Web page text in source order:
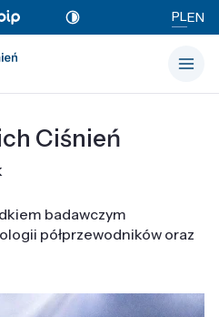
PLEN
Ciśnień
badawczym
półprzewodników oraz